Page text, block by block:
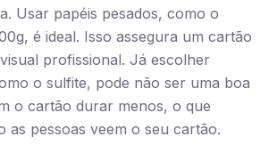
Usar papéis pesados, como o
é ideal. Isso assegura um cartão
profissional. Já escolher
o sulfite, pode não ser uma boa
o cartão durar menos, o que
as pessoas veem o seu cartão.